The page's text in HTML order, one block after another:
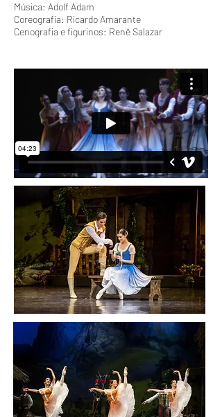
Música: Adolf Adam
Coreografia: Ricardo Amarante
Cenografia e figurinos: Renê Salazar